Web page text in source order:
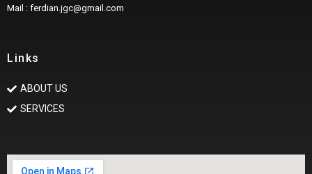
Mail : ferdian.jgc@gmail.com
Links
ABOUT US
SERVICES